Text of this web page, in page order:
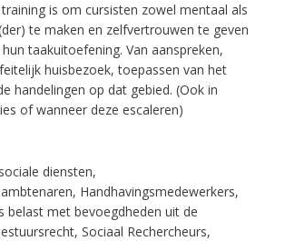
is om cursisten zowel mentaal als
te maken en zelfvertrouwen te geven
taakuitoefening. Van aanspreken,
huisbezoek, toepassen van het
handelingen op dat gebied. (Ook in
of wanneer deze escaleren)
diensten,
Handhavingsmedewerkers,
belast met bevoegdheden uit de
Sociaal Rechercheurs,